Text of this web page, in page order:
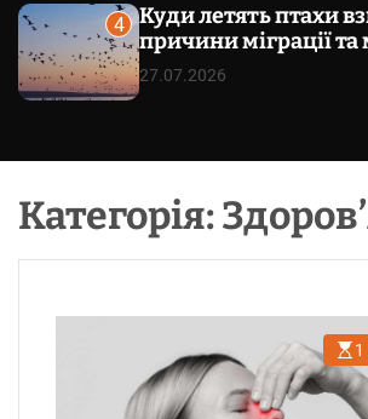
4
Куди летять птахи
причини міграції
27.07.2026
Категорія:
1